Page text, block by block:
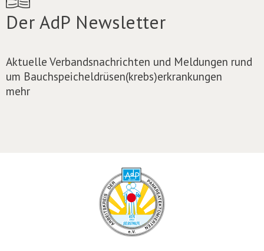
Der AdP Newsletter
Aktuelle Verbandsnachrichten und Meldungen rund
um Bauchspeicheldrüsen(krebs)erkrankungen
mehr